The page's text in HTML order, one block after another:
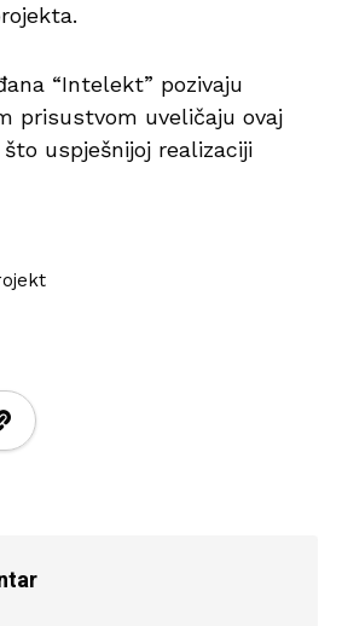
“Intelekt” pozivaju
prisustvom uveličaju ovaj
uspješnijoj realizaciji